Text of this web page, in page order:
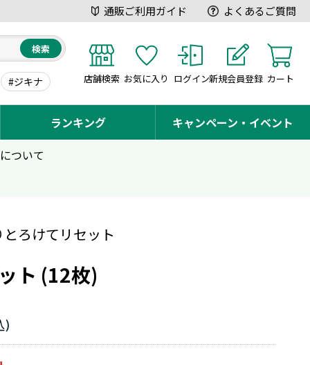
通販ご利用ガイド よくあるご質問
検索
#ジキナ 店舗検索 お気に入り ログイン新規会員登録 カート
ランキング
キャンペーン・イベント
ついて
ろけてリセット
ト (12枚)